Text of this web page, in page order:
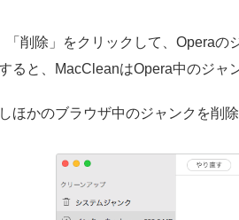
「削除」をクリックして、Opera
ると、MacCleanはOpera中のジャ
しほかのブラウザ中のジャンクを削